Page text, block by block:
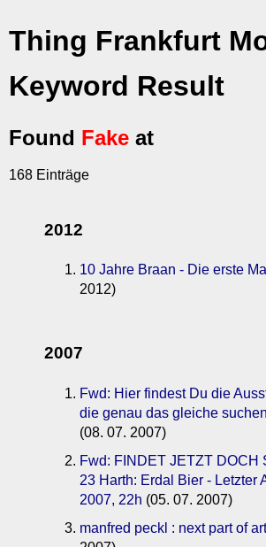
Thing Frankfurt
Keyword Result
Found Fake at
168 Einträge
2012
10 Jahre Braan - Die erste
2012)
2007
Fwd: Hier findest Du die
die genau das gleiche
(08. 07. 2007)
Fwd: FINDET JETZT DOCH
23 Harth: Erdal Bier - Letzter
2007, 22h (05. 07. 2007)
manfred peckl : next part of